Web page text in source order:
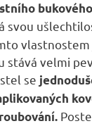
svou
stává velmi
se